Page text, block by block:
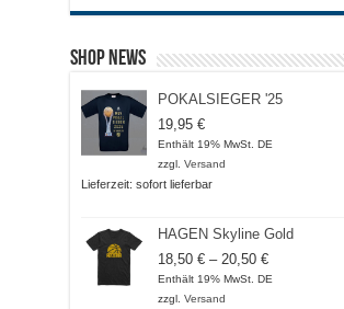
Shop News
POKALSIEGER '25
19,95 €
Enthält 19% MwSt. DE
zzgl. Versand
Lieferzeit: sofort lieferbar
HAGEN Skyline Gold
18,50 € – 20,50 €Preisspanne:
18,50 €
Enthält 19% MwSt. DE
zzgl. Versand